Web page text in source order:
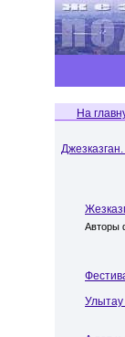
На
Авторы